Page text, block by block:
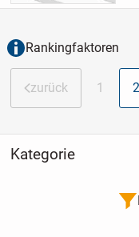
Rankingfaktoren
zurück 1 2
Kategorie